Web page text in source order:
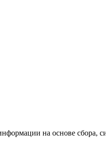
на основе сбора,